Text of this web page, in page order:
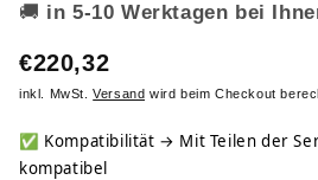
🚚 in 5-10 Werktagen bei
€220,32
inkl. MwSt.Versand wird beim Checkout
✅ Kompatibilität → Mit Teilen der
kompatibel